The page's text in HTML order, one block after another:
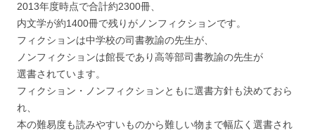
2013年度時点で合計約2300冊、
内文学が約1400冊で残りがノンフィクションです。
フィクションは中学校の司書教諭の先生が、
ノンフィクションは館長であり高等部司書教諭の先生が
選書されています。
フィクション・ノンフィクションともに選書方針も決めておら
れ、
本の難易度も読みやすいものから難しい物まで幅広く選書され